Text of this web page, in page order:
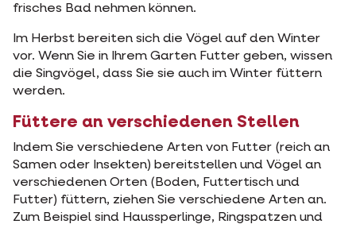
frisches Bad nehmen können.
Im Herbst bereiten sich die Vögel auf den Winter
vor. Wenn Sie in Ihrem Garten Futter geben, wissen
die Singvögel, dass Sie sie auch im Winter füttern
werden.
Füttere an verschiedenen Stellen
Indem Sie verschiedene Arten von Futter (reich an
Samen oder Insekten) bereitstellen und Vögel an
verschiedenen Orten (Boden, Futtertisch und
Futter) füttern, ziehen Sie verschiedene Arten an.
Zum Beispiel sind Haussperlinge, Ringspatzen und